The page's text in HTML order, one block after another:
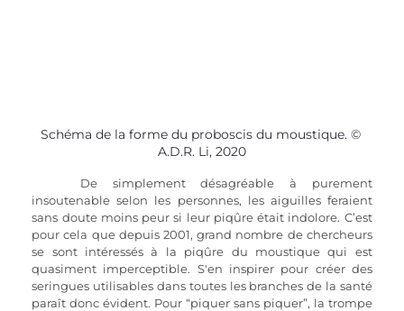
Schéma de la forme du proboscis du moustique. ©
A.D.R. Li, 2020
De simplement désagréable à purement
insoutenable selon les personnes, les aiguilles feraient
sans doute moins peur si leur piqûre était indolore. C’est
pour cela que depuis 2001, grand nombre de chercheurs
se sont intéressés à la piqûre du moustique qui est
quasiment imperceptible. S'en inspirer pour créer des
seringues utilisables dans toutes les branches de la santé
paraît donc évident. Pour “piquer sans piquer”, la trompe